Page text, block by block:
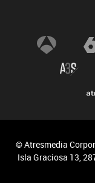
© Atresmedia
Isla Graciosa 13,